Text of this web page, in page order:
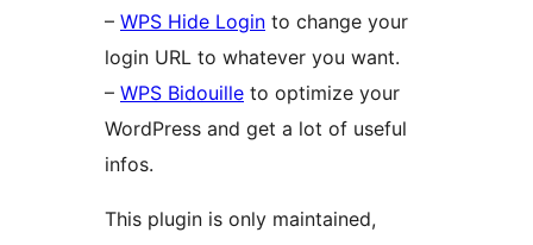
– WPS Hide Login to change your
login URL to whatever you want.
– WPS Bidouille to optimize your
WordPress and get a lot of useful
infos.
This plugin is only maintained,